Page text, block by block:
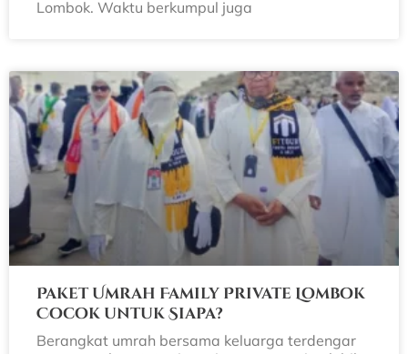
Lombok. Waktu berkumpul juga
Paket Umrah Family Private Lombok
Cocok untuk Siapa?
Berangkat umrah bersama keluarga terdengar